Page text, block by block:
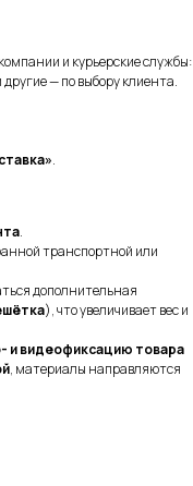
и курьерские службы:
другие — по выбору клиента.
.
.
транспортной или
дополнительная
), что увеличивает вес и
и видеофиксацию товара
, материалы направляются